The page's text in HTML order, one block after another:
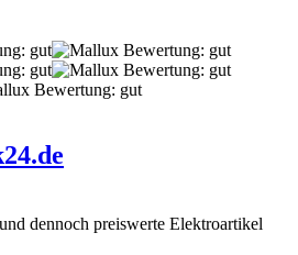
dennoch preiswerte Elektroartikel